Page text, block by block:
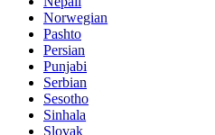
Norwegian
Pashto
Persian
Punjabi
Serbian
Sesotho
Sinhala
Slovak